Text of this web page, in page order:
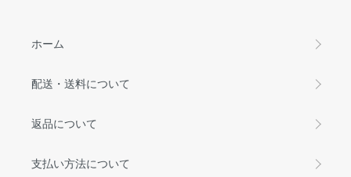
ホーム
配送・送料について
返品について
支払い方法について